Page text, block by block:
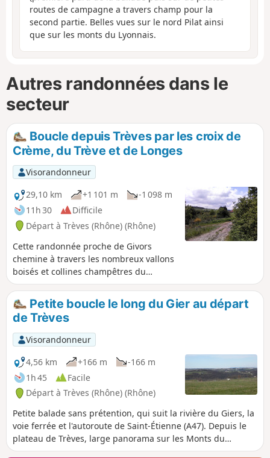
routes de campagne a travers champ pour la
second partie. Belles vues sur le nord Pilat ainsi
que sur les monts du Lyonnais.
Autres randonnées dans le
secteur
Boucle depuis Trèves par les croix de
Crème, du Trève et de Longes
Visorandonneur
29,10 km
+1 101 m
-1 098 m
11h 30
Difficile
Départ à Trèves (Rhône) (Rhône)
Cette randonnée proche de Givors
chemine à travers les nombreux vallons
boisés et collines champêtres du
secteur sud-est du Pilat. Elle commence
par le passage du vallon du Grand
Malval et remonte sur la Croix de Crème
puis celle du Trêve pour traverser le
vallon du Petit Malval. Elle grimpe à la
Croix de Longes après son passage
dans le village éponyme, puis franchit
les vallons successifs du Ruty, du
Mézerin, du Jannoray et à nouveau du
Mézerin pour retrouver le village de
Trèves.
Petite boucle le long du Gier au départ
de Trèves
Visorandonneur
4,56 km
+166 m
-166 m
1h 45
Facile
Départ à Trèves (Rhône) (Rhône)
Petite balade sans prétention, qui suit la rivière du Giers, la
voie ferrée et l'autoroute de Saint-Étienne (A47). Depuis le
plateau de Trèves, large panorama sur les Monts du
Lyonnais.